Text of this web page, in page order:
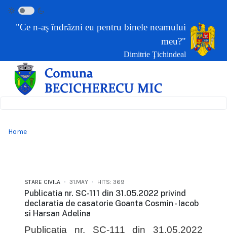
"Ce n-aş îndrăzni eu pentru binele neamului
meu?"
Dimitrie Ţichindeal
Home
STARE CIVILA 31.MAY HITS: 369
Publicatia nr. SC-111 din 31.05.2022 privind
declaratia de casatorie Goanta Cosmin - Iacob
si Harsan Adelina
Publicatia nr. SC-111 din 31.05.2022